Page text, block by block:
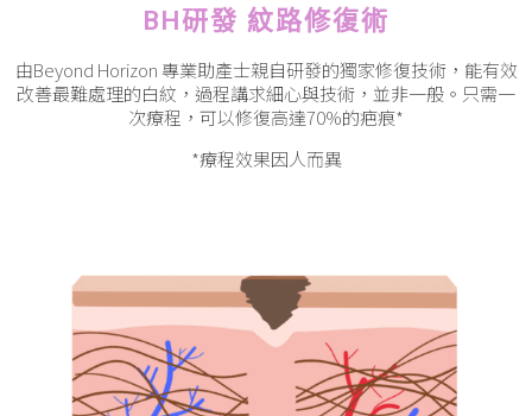
BH研發 紋路修復術
由Beyond Horizon 專業助產士親自研發的獨家修復技術，能有效
改善最難處理的白紋，過程講求細心與技術，並非一般。只需一
次療程，可以修復高達70%的疤痕*
*療程效果因人而異